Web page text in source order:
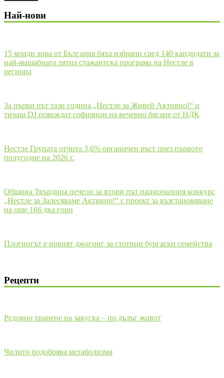
Най-нови
15 млади хора от България бяха избрани сред 140 кандидати за
най-мащабната лятна стажантска програма на Нестле в
региона
За първи път тази година „Нестле за Живей Активно!“ и
тичащ DJ повеждат софиянци на вечерно бягане от НДК
Нестле Групата отчита 3,6% органичен ръст през първото
полугодие на 2026 г.
Община Твърдица печели за втори път националния конкурс
„Нестле за Залесяваме Активно!“ с проект за възстановяване
на още 166 дка гори
Плогингът е новият джогинг за стотици бургаски семейства
Рецепти
Редовно хранене на закуска – по дълъг живот
Чилито подобрява метаболизма